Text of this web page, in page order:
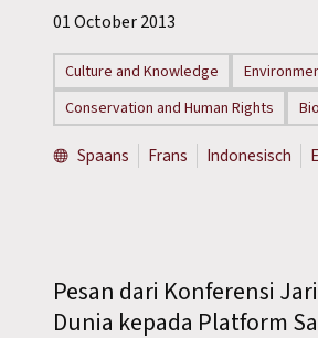
01 October 2013
Culture and Knowledge
Conservation and Human Rights
Spaans Frans Indonesisch
Pesan dari Konferensi
Dunia kepada Platform